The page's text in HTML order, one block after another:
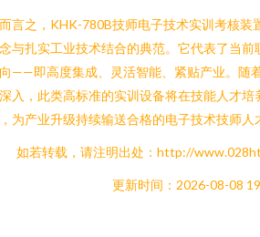
言之，KHK-780B技师电子技术实训考核装
与扎实工业技术结合的典范。它代表了当
——即高度集成、灵活智能、紧贴产业。随
入，此类高标准的实训设备将在技能人才培
为产业升级持续输送合格的电子技术技师人
如若转载，请注明出处：http://
更新时间：2026-08-08